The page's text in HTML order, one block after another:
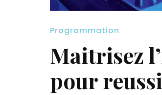
Programmation
Maitrisez
pour